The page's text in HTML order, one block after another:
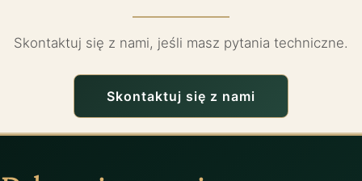
Skontaktuj się z nami, jeśli masz pytania techniczne.
Skontaktuj się z nami